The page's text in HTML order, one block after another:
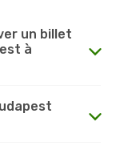
un billet
à